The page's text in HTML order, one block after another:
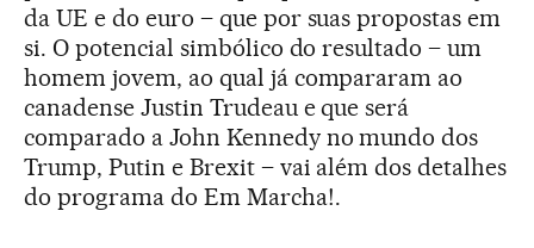
da UE e do euro – que por suas propostas em
si. O potencial simbólico do resultado – um
homem jovem, ao qual já compararam ao
canadense Justin Trudeau e que será
comparado a John Kennedy no mundo dos
Trump, Putin e Brexit – vai além dos detalhes
do programa do Em Marcha!.